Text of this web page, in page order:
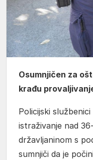
Osumnjičen za
krađu
Policijski
istraživanje nad
državljaninom s
sumnjiči da je